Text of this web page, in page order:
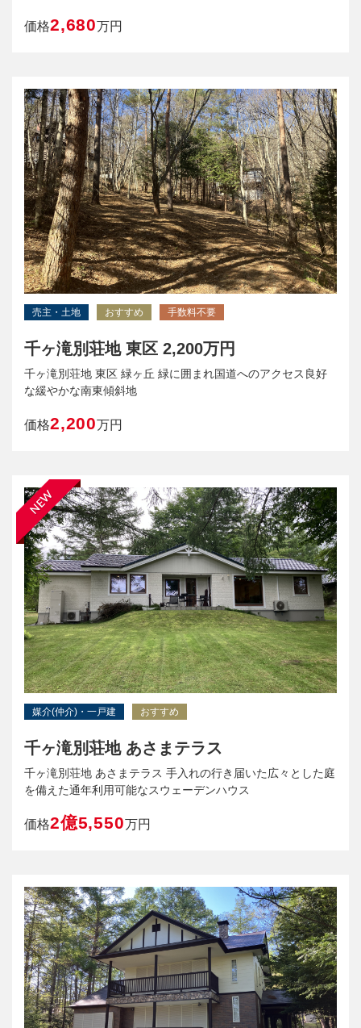
価格2,680万円
売主・土地 おすすめ 手数料不要
千ヶ滝別荘地 東区 2,200万円
千ヶ滝別荘地 東区 緑ヶ丘 緑に囲まれ国道へのアクセス良好
な緩やかな南東傾斜地
価格2,200万円
NEW
媒介(仲介)・一戸建 おすすめ
千ヶ滝別荘地 あさまテラス
千ヶ滝別荘地 あさまテラス 手入れの行き届いた広々とした庭
を備えた通年利用可能なスウェーデンハウス
価格2億5,550万円